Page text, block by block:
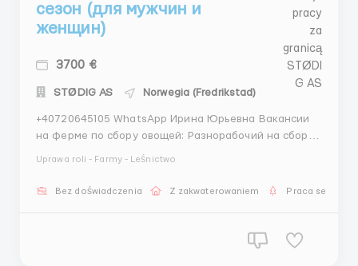
сезон (для мужчин и
женщин)
3700 €
STØDIG AS Norwegia (Fredrikstad)
+40720645105 WhatsApp Ирина Юрьевна Вакансии
на ферме по сбору овощей: Разнорабочий на сбор
инструкциями. Полив растений и уход за почвой.
Uprawa roli - Farmy - Leśnictwo
Bez doświadczenia Z zakwaterowaniem Praca